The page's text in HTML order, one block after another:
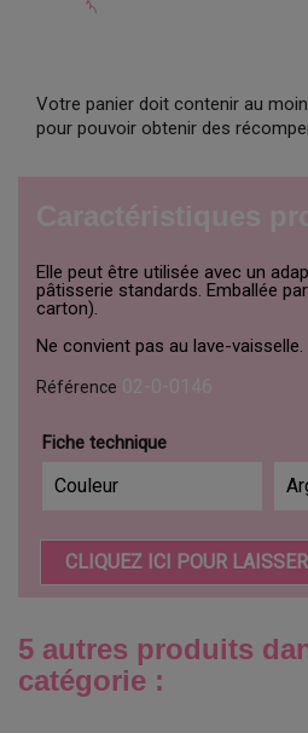
Votre panier doit contenir au
pour pouvoir obtenir des
Elle peut être utilisée avec un
pâtisserie standards. Emballée
carton).
Ne convient pas au lave-vaisselle.
Référence
Fiche technique
Couleur
CLIQUEZ ICI POUR
5 autres produits
catégorie :